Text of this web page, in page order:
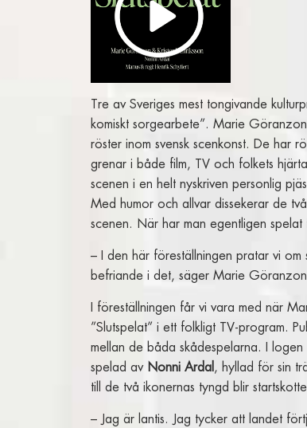
Tre av Sveriges mest tongivande
komiskt sorgearbete”. Marie
röster inom svensk scenkonst. De har
grenar i både film, TV och folkets
scenen i en helt nyskriven personlig
Med humor och allvar dissekerar de
scenen. När har man egentligen spelat
– I den här föreställningen pratar vi
befriande i det, säger Marie
I föreställningen får vi vara med när
”Slutspelat” i ett folkligt TV-program.
mellan de båda skådespelarna. I logen
spelad av Nonni Ardal, hyllad för sin
till de två ikonernas tyngd blir
– Jag är lantis. Jag tycker att landet